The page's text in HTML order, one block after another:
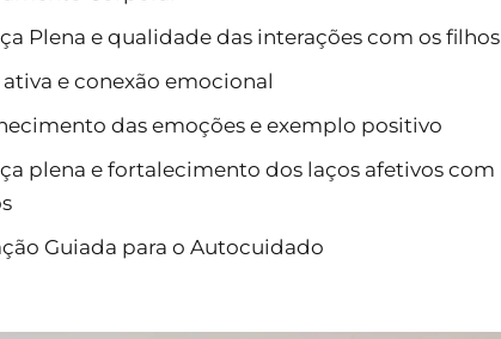
Plena e qualidade das interações com os filhos
ativa e conexão emocional
das emoções e exemplo positivo
plena e fortalecimento dos laços afetivos com
Guiada para o Autocuidado